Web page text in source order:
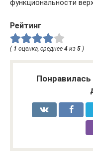
функциональности
Рейтинг
( 1 оценка, среднее 4 из 5 )